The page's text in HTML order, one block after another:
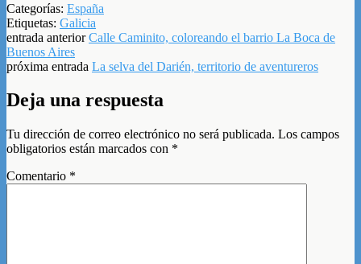
Categorías: España
Etiquetas: Galicia
entrada anteriorCalle Caminito, coloreando el barrio La Boca de
Buenos Aires
próxima entrada La selva del Darién, territorio de aventureros
Deja una respuesta
Tu dirección de correo electrónico no será publicada. Los campos
obligatorios están marcados con *
Comentario *